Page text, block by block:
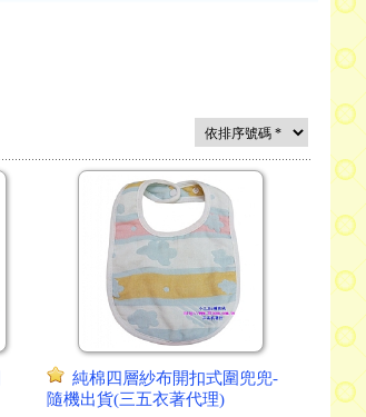
純棉四層紗布開扣式圍兜兜-
隨機出貨(三五衣著代理)